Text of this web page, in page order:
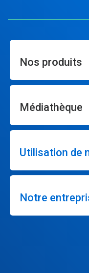
Nos produits
Médiathèque
Utilisation de
Notre